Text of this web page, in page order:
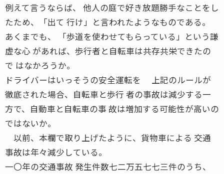
例えて言うならば、 他人の庭で好き放題勝手なことをし
たため、「出て 行け」と言われたようなものである。
あくまでも、 「歩道を使わせてもらっている」という謙
虚な心 があれば、歩行者と自転車は共存共栄できたの
で はなかろうか。
ドライバーはいっそうの安全運転を 上記のルールが
徹底された場合、自転車と歩行 者の事故は減少する一
方で、自動車と自転車の事 故は増加する可能性が高いの
ではないか。
以前、本欄で取り上げたように、貨物車による 交通
事故は年々減少している。
一〇年の交通事故 発生件数七二万五七七三件のうち、